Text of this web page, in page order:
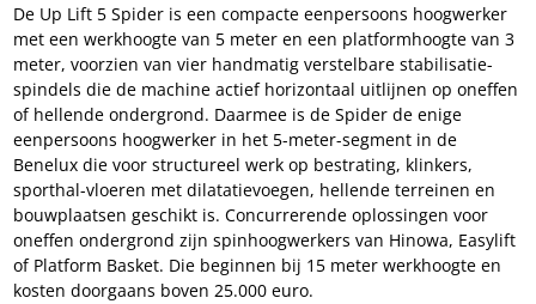
De Up Lift 5 Spider is een compacte eenpersoons hoogwerker
met een werkhoogte van 5 meter en een platformhoogte van 3
meter, voorzien van vier handmatig verstelbare stabilisatie-
spindels die de machine actief horizontaal uitlijnen op oneffen
of hellende ondergrond. Daarmee is de Spider de enige
eenpersoons hoogwerker in het 5-meter-segment in de
Benelux die voor structureel werk op bestrating, klinkers,
sporthal-vloeren met dilatatievoegen, hellende terreinen en
bouwplaatsen geschikt is. Concurrerende oplossingen voor
oneffen ondergrond zijn spinhoogwerkers van Hinowa, Easylift
of Platform Basket. Die beginnen bij 15 meter werkhoogte en
kosten doorgaans boven 25.000 euro.